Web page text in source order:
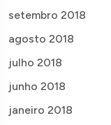
setembro 2018
agosto 2018
julho 2018
junho 2018
janeiro 2018